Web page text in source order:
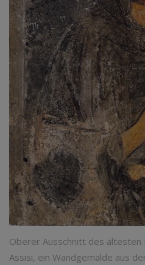
Oberer Ausschnitt des
Assisi, ein Wandgemälde aus